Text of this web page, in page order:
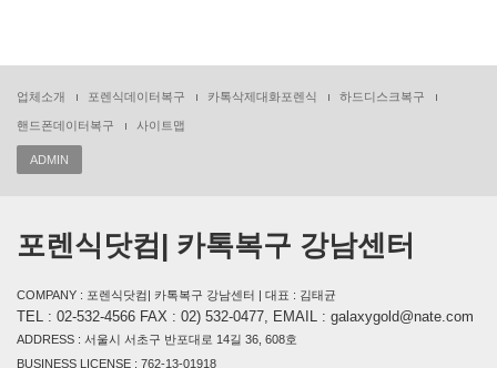
업체소개 포렌식데이터복구 카톡삭제대화포렌식 하드디스크복구
핸드폰데이터복구 사이트맵
ADMIN
포렌식닷컴| 카톡복구 강남센터
COMPANY : 포렌식닷컴| 카톡복구 강남센터 | 대표 : 김태균
TEL : 02-532-4566 FAX : 02) 532-0477, EMAIL : galaxygold@nate.com
ADDRESS : 서울시 서초구 반포대로 14길 36, 608호
BUSINESS LICENSE : 762-13-01918